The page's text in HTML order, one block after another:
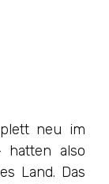
neu im
hatten also
Land. Das